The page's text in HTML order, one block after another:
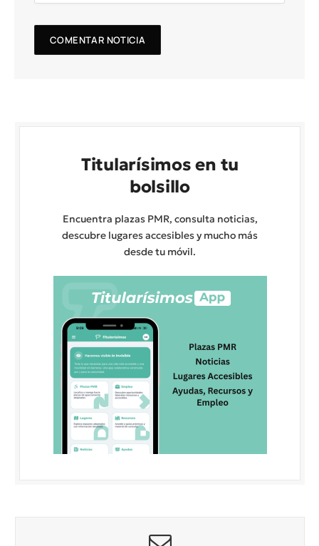
Titularísimos en tu
bolsillo
Encuentra plazas PMR, consulta noticias,
descubre lugares accesibles y mucho más
desde tu móvil.